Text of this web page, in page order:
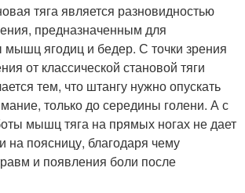
тяга является разновидностью
предназначенным для
мышц ягодиц и бедер. С точки зрения
от классической становой тяги
тем, что штангу нужно опускать
только до середины голени. А с
мышц тяга на прямых ногах не дает
на поясницу, благодаря чему
и появления боли после